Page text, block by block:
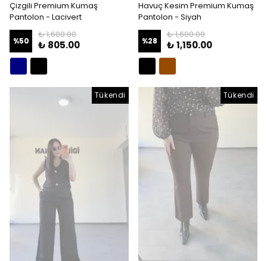
Çizgili Premium Kumaş
Pantolon - Lacivert
%50
₺ 1,600.00
₺ 805.00
Havuç Kesim Premium Kumaş
Pantolon - Siyah
%28
₺ 1,600.00
₺ 1,150.00
Tükendi Tükendi